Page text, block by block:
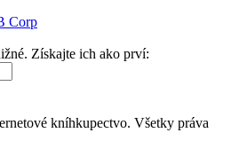
Corp
Získajte ich ako prví:
kníhkupectvo. Všetky práva